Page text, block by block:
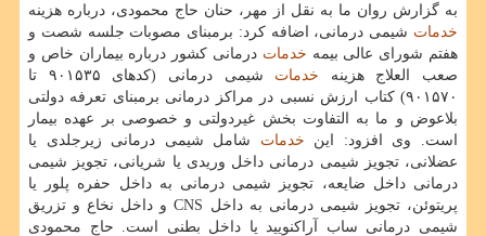
به گزارش روان ما به نقل از مهر، حنان حاج محمودی، درباره هزینه
خدمات شیمی درمانی، اضافه كرد: برمبنای مصوبات جلسه شصت و
هفتم شورای عالی بیمه خدمات درمانی كشور درباره بیماران خاص و
صعب العلاج هزینه خدمات
شیمی درمانی (كدهای ۹۰۱۵۳۵ تا
۹۰۱۵۷۰) كتاب ارزش نسبی در مراكز درمانی برمبنای تعرفه دولتی
بلاعوض و ما به التفاوت بخش غیردولتی و خصوصی بر عهده بیمار
است. وی افزود: این خدمات شامل شیمی درمانی زیرجلدی یا
عضلانی، تجویز شیمی درمانی داخل وریدی یا شریانی، تجویز شیمی
درمانی داخل ضایعه، تجویز شیمی درمانی به داخل حفره پلور یا
پریتوئن، تجویز شیمی درمانی به داخل CNS و داخل نخاع و تزریق
شیمی درمانی ساب آراكنویید یا داخل بطنی است. حاج محمودی